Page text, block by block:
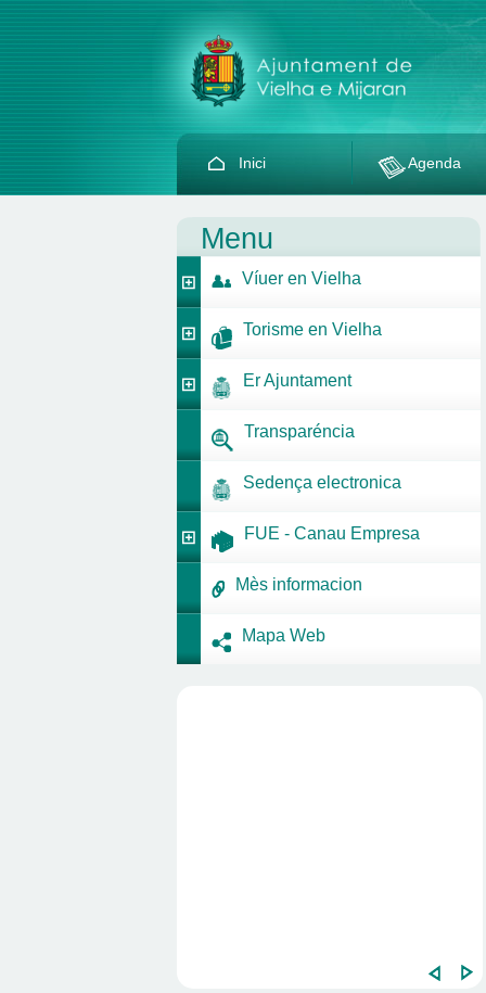
Inici Agenda
Menu
Víuer en Vielha
Torisme en Vielha
Er Ajuntament
Transparéncia
Sedença electronica
FUE - Canau Empresa
Mès informacion
Mapa Web